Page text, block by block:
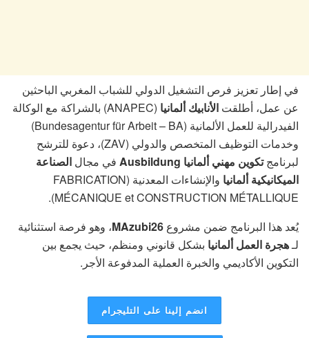
في إطار تعزيز فرص التشغيل الدولي للشباب المغربي الباحثين
عن عمل، أطلقت الأنابيك ألمانيا
(ANAPEC) بالشراكة مع الوكالة
الفيدرالية للعمل الألمانية (Bundesagentur für Arbeit – BA)
وخدمات التوظيف المتخصص والدولي (ZAV)، دعوة للترشح
لبرنامجتكوين مهني ألمانيا Ausbildung في مجال الصناعة
الميكانيكية ألمانيا
والإنشاءات المعدنية (FABRICATION
MÉCANIQUE et CONSTRUCTION MÉTALLIQUE).
يُعد هذا البرنامج ضمن مشروع MAzubi26، وهو فرصة استثنائية
لـهجرة العمل ألمانيا بشكل قانوني ومنظم، حيث يجمع بين
التكوين الأكاديمي والخبرة العملية المدفوعة الأجر.
انضم إلينا على التليجرام